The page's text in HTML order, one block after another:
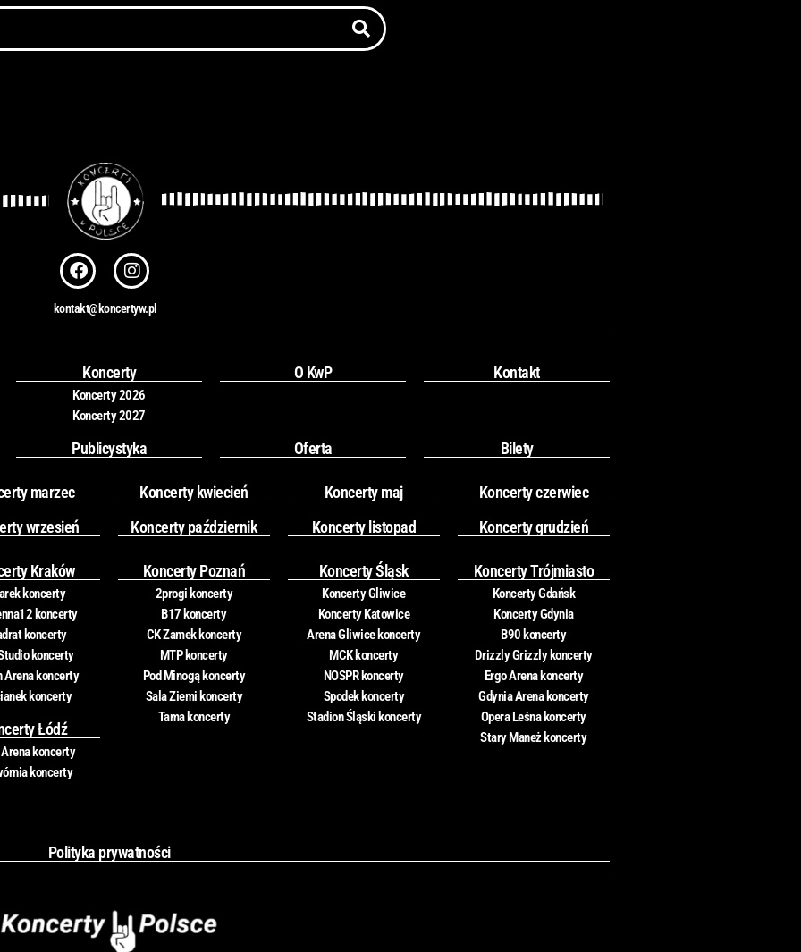
F
a
e
b
o
k
I
n
t
a
r
a
m
kontakt@koncertyw.pl
Koncerty
Koncerty 2026
Koncerty 2027
O KwP Kontakt
Publicystyka Oferta Bilety
marzec Koncerty kwiecień Koncerty maj
Koncerty czerwiec
wrzesień Koncerty październik Koncerty listopad Koncerty grudzień
Kraków
koncerty
koncerty
koncerty
koncerty
Arena koncerty
koncerty
Łódź
koncerty
koncerty
Koncerty Poznań
2progi koncerty
B17 koncerty
CK Zamek koncerty
MTP koncerty
Pod Minogą koncerty
Sala Ziemi koncerty
Tama koncerty
Koncerty Śląsk
Koncerty Gliwice
Koncerty Katowice
Arena Gliwice koncerty
MCK koncerty
NOSPR koncerty
Spodek koncerty
Stadion Śląski koncerty
Koncerty Trójmiasto
Koncerty Gdańsk
Koncerty Gdynia
B90 koncerty
Drizzly Grizzly koncerty
Ergo Arena koncerty
Gdynia Arena koncerty
Opera Leśna koncerty
Stary Maneż koncerty
Polityka prywatności